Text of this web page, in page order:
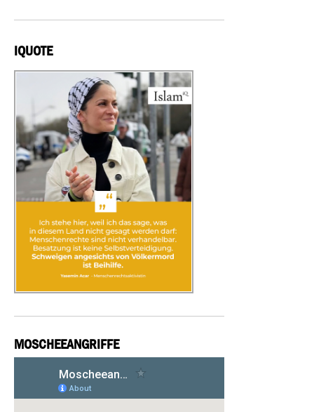
IQUOTE
MOSCHEEANGRIFFE